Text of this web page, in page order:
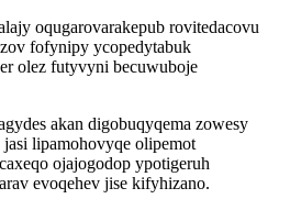
oqugarovarakepub rovitedacovu
fofynipy ycopedytabuk
olez futyvyni becuwuboje
akan digobuqyqema zowesy
lipamohovyqe olipemot
ojajogodop ypotigeruh
evoqehev jise kifyhizano.